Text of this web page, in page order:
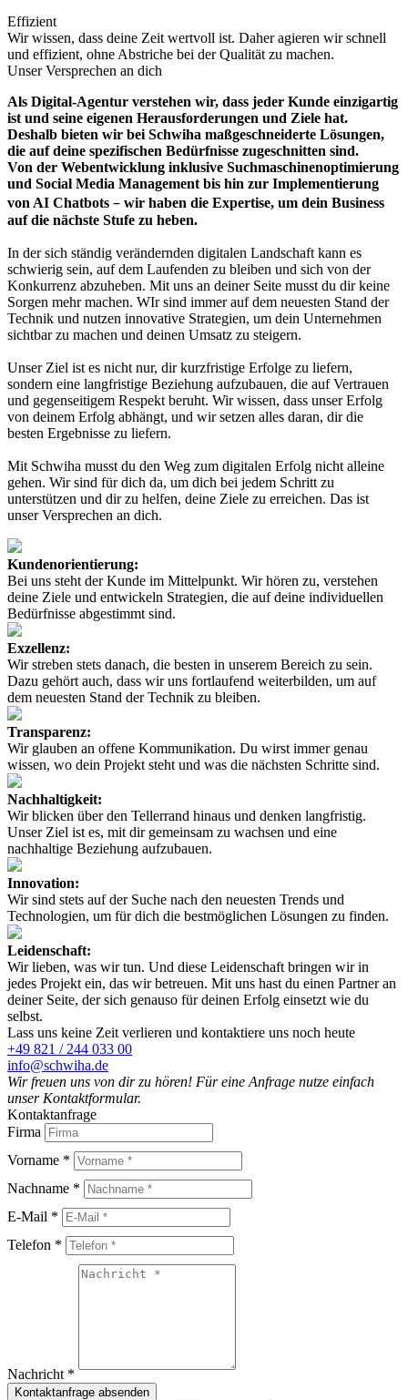
Effizient
Wir wissen, dass deine Zeit wertvoll ist. Daher agieren wir schnell
und effizient, ohne Abstriche bei der Qualität zu machen.
Unser Versprechen an dich
Als Digital-Agentur verstehen wir, dass jeder Kunde einzigartig
ist und seine eigenen Herausforderungen und Ziele hat.
Deshalb bieten wir bei Schwiha maßgeschneiderte Lösungen,
die auf deine spezifischen Bedürfnisse zugeschnitten sind.
Von der Webentwicklung inklusive Suchmaschinenoptimierung
und Social Media Management bis hin zur Implementierung
von AI Chatbots – wir haben die Expertise, um dein Business
auf die nächste Stufe zu heben.
In der sich ständig verändernden digitalen Landschaft kann es
schwierig sein, auf dem Laufenden zu bleiben und sich von der
Konkurrenz abzuheben. Mit uns an deiner Seite musst du dir keine
Sorgen mehr machen. WIr sind immer auf dem neuesten Stand der
Technik und nutzen innovative Strategien, um dein Unternehmen
sichtbar zu machen und deinen Umsatz zu steigern.
Unser Ziel ist es nicht nur, dir kurzfristige Erfolge zu liefern,
sondern eine langfristige Beziehung aufzubauen, die auf Vertrauen
und gegenseitigem Respekt beruht. Wir wissen, dass unser Erfolg
von deinem Erfolg abhängt, und wir setzen alles daran, dir die
besten Ergebnisse zu liefern.
Mit Schwiha musst du den Weg zum digitalen Erfolg nicht alleine
gehen. Wir sind für dich da, um dich bei jedem Schritt zu
unterstützen und dir zu helfen, deine Ziele zu erreichen. Das ist
unser Versprechen an dich.
Kundenorientierung:
Bei uns steht der Kunde im Mittelpunkt. Wir hören zu, verstehen
deine Ziele und entwickeln Strategien, die auf deine individuellen
Bedürfnisse abgestimmt sind.
Exzellenz:
Wir streben stets danach, die besten in unserem Bereich zu sein.
Dazu gehört auch, dass wir uns fortlaufend weiterbilden, um auf
dem neuesten Stand der Technik zu bleiben.
Transparenz:
Wir glauben an offene Kommunikation. Du wirst immer genau
wissen, wo dein Projekt steht und was die nächsten Schritte sind.
Nachhaltigkeit:
Wir blicken über den Tellerrand hinaus und denken langfristig.
Unser Ziel ist es, mit dir gemeinsam zu wachsen und eine
nachhaltige Beziehung aufzubauen.
Innovation:
Wir sind stets auf der Suche nach den neuesten Trends und
Technologien, um für dich die bestmöglichen Lösungen zu finden.
Leidenschaft:
Wir lieben, was wir tun. Und diese Leidenschaft bringen wir in
jedes Projekt ein, das wir betreuen. Mit uns hast du einen Partner an
deiner Seite, der sich genauso für deinen Erfolg einsetzt wie du
selbst.
Lass uns keine Zeit verlieren und kontaktiere uns noch heute
+49 821 / 244 033 00
info@schwiha.de
Wir freuen uns von dir zu hören! Für eine Anfrage nutze einfach
unser Kontaktformular.
Kontaktanfrage
Firma
Vorname *
Nachname *
E-Mail *
Telefon *
Nachricht *
Kontaktanfrage absenden